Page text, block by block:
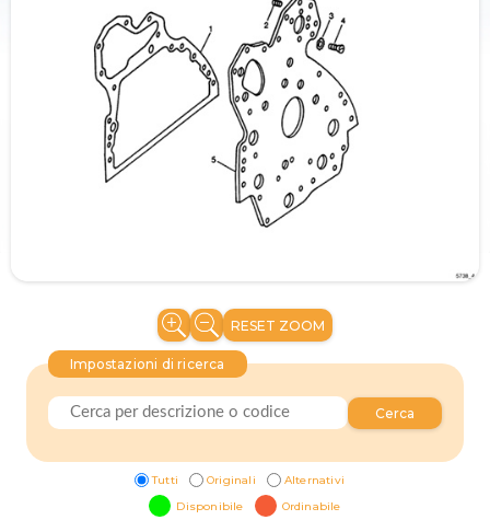
RESET ZOOM
Cerca
Impostazioni di ricerca
Tutti Originali
Alternativi
Disponibile
Ordinabile